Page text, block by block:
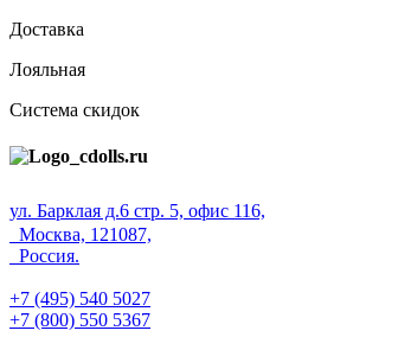
Доставка
Лояльная
Система скидок
ул. Барклая д.6 стр. 5, офис 116,
Москва, 121087,
Россия.
+7 (495) 540 5027
+7 (800) 550 5367